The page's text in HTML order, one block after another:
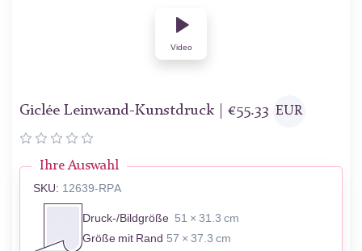
Video
Giclée Leinwand-Kunstdruck | €55.33 EUR
Ihre Auswahl
SKU: 12639-RPA
Druck-/Bildgröße 51 × 31.3 cm
Größe mit Rand 57 × 37.3 cm